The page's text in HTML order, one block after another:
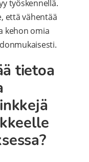
työskennellä.
että vähentää
kehon omia
tietoa